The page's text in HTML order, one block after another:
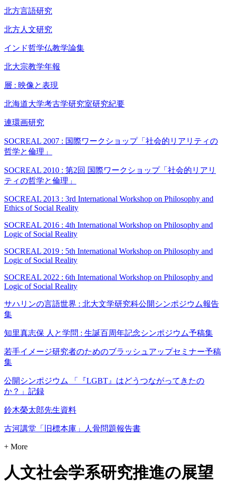
北方言語研究
北方人文研究
インド哲学仏教学論集
北大宗教学年報
層 : 映像と表現
北海道大学考古学研究室研究紀要
連環画研究
SOCREAL 2007 : 国際ワークショップ「社会的リアリティの
哲学と倫理」
SOCREAL 2010 : 第2回 国際ワークショップ「社会的リアリ
ティの哲学と倫理」
SOCREAL 2013 : 3rd International Workshop on Philosophy and
Ethics of Social Reality
SOCREAL 2016 : 4th International Workshop on Philosophy and
Logic of Social Reality
SOCREAL 2019 : 5th International Workshop on Philosophy and
Logic of Social Reality
SOCREAL 2022 : 6th International Workshop on Philosophy and
Logic of Social Reality
サハリンの言語世界 : 北大文学研究科公開シンポジウム報告
集
知里真志保 人と学問 : 生誕百周年記念シンポジウム予稿集
若手イメージ研究者のためのブラッシュアップセミナー予稿
集
公開シンポジウム 「『LGBT』はどうつながってきたの
か？」記録
鈴木榮太郎先生資料
古河講堂「旧標本庫」人骨問題報告書
+ More
人文社会学系研究推進の展望